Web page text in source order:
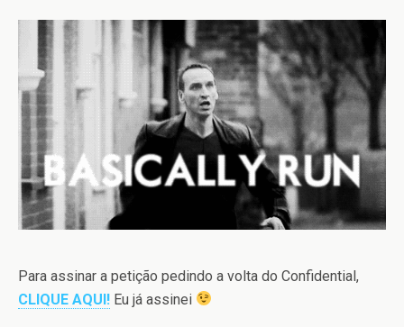
Para assinar a petição pedindo a volta do Confidential,
CLIQUE AQUI! Eu já assinei